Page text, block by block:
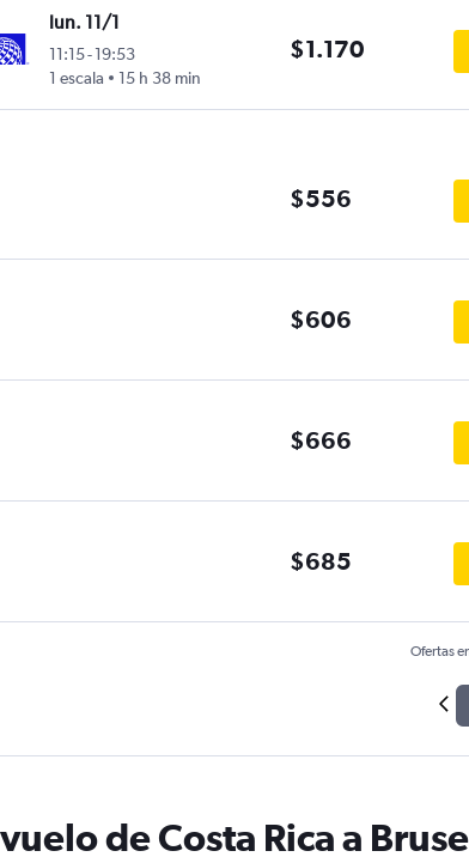
lun. 11/1
11:15-19:53
1 escala
15 h 38 min
$1.170
$556
$606
$666
$685
Ofertas
de Costa Rica a